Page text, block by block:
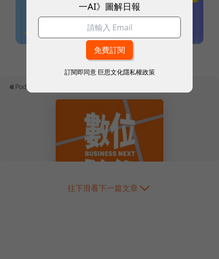
本網站內容未經允許，不得轉載。
往下滑看下一篇文章
一AI》圖解日報
訂閱即同意 巨思文化隱私權政策